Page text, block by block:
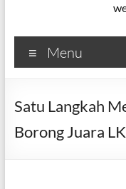
Menu
Satu Langkah
Borong Juara